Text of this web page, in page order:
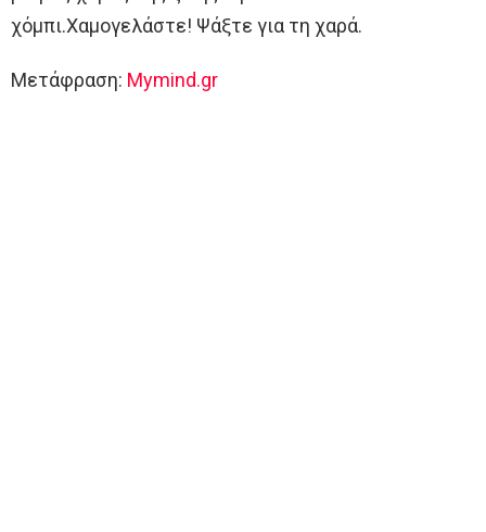
χόμπι.Χαμογελάστε! Ψάξτε για τη χαρά.
Μετάφραση: Mymind.gr